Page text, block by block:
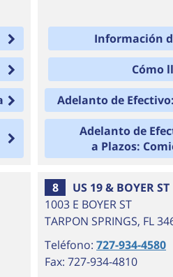
Información
Cómo
Adelanto de
Adelanto de
a Plazos:
8
US 19 & BOYER ST
1003 E BOYER ST
TARPON SPRINGS, FL
Teléfono:727-934-4580
Fax: 727-934-4810